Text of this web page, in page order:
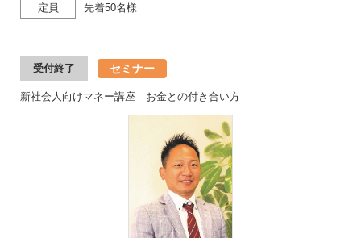
定員 先着50名様
受付終了 セミナー
新社会人向けマネー講座 お金との付き合い方